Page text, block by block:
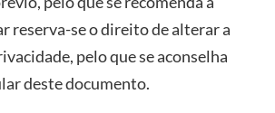
reserva-se o direito de alterar a
pelo que se aconselha
deste documento.